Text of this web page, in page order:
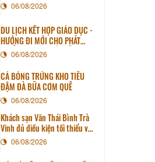
06/08/2026
DU LỊCH KẾT HỢP GIÁO DỤC -
HƯỚNG ĐI MỚI CHO PHÁT
TRIỂN DU LỊCH BỀN VỮNG
06/08/2026
CÁ BÓNG TRỨNG KHO TIÊU
ĐẬM ĐÀ BỮA CƠM QUÊ
06/08/2026
Khách sạn Văn Thái Bình Trà
Vinh đủ điều kiện tối thiểu về
cơ sở vật chất kỹ thuật và
dịch vụ của cơ sở lưu trú du
lịch
06/08/2026